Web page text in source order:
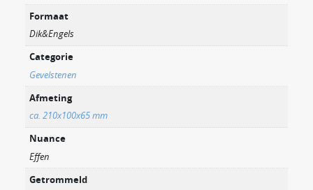
Formaat
Dik&Engels
Categorie
Gevelstenen
Afmeting
ca. 210x100x65 mm
Nuance
Effen
Getrommeld